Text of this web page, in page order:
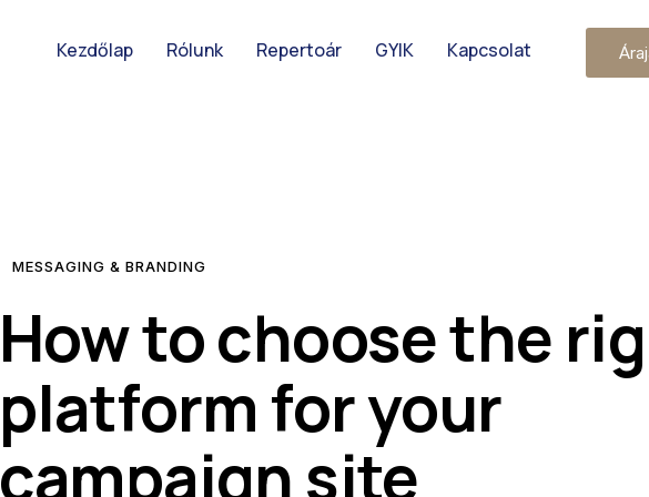
Kezdőlap Rólunk Repertoár GYIK Kapcsolat
MESSAGING & BRANDING
How to choose the
platform for your
campaign site